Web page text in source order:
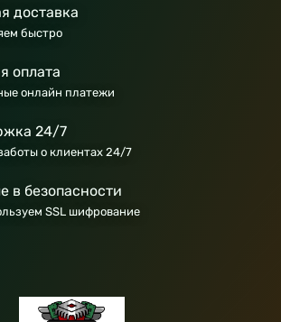
доставка
быстро
оплата
онлайн платежи
24/7
о клиентах 24/7
в безопасности
SSL шифрование